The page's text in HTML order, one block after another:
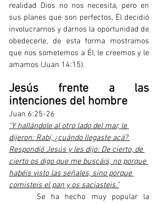
realidad Dios no nos necesita, pero en
sus planes que son perfectos, Él decidió
involucrarnos y darnos la oportunidad de
obedecerle, de esta forma mostramos
que nos sometemos a Él, le creemos y le
amamos (Juan 14:15).
Jesús frente a las
intenciones del hombre
Juan 6:25-26
"Y hallándole al otro lado del mar, le
dijeron: Rabí, ¿cuándo llegaste acá?
Respondió Jesús y les dijo: De cierto, de
cierto os digo que me buscáis, no porque
habéis visto las señales, sino porque
comisteis el pan y os saciasteis."